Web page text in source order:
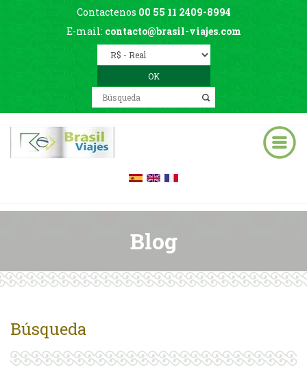
Contactenos 00 55 11 2409-8994
E-mail: contacto@brasil-viajes.com
Blog
Búsqueda